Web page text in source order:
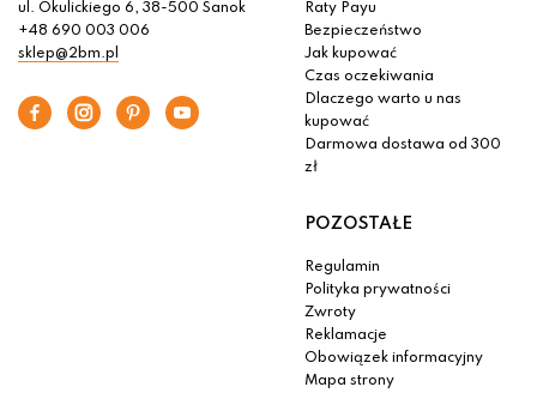
ul. Okulickiego 6, 38-500 Sanok
+48 690 003 006
sklep@2bm.pl
Raty Payu
Bezpieczeństwo
Jak kupować
Czas oczekiwania
Dlaczego warto u nas
kupować
Darmowa dostawa od 300
zł
POZOSTAŁE
Regulamin
Polityka prywatności
Zwroty
Reklamacje
Obowiązek informacyjny
Mapa strony